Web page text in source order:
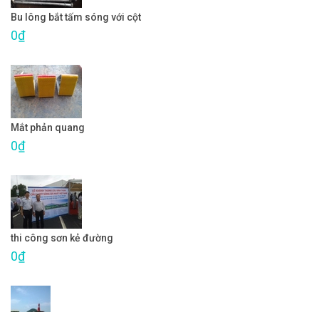
Bu lông bắt tấm sóng với cột
0₫
Mắt phản quang
0₫
thi công sơn kẻ đường
0₫